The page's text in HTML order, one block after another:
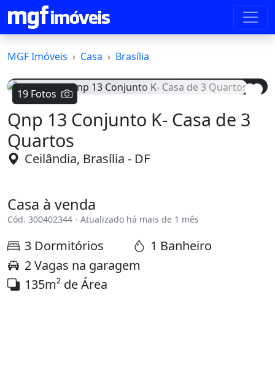
MGF Imóveis Casa Brasília
19 Fotos
Voltar
Qnp 13 Conjunto K- Casa de 3
Quartos
Ceilândia, Brasília - DF
Casa à venda
Cód. 300402344 - Atualizado há mais de 1 mês
3 Dormitórios
1 Banheiro
2 Vagas na garagem
135m² de Área